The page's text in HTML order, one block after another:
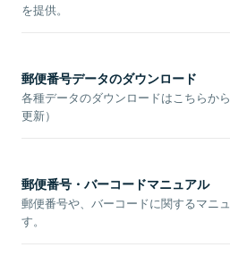
を提供。
郵便番号データのダウンロード
各種データのダウンロードはこちらか
更新）
郵便番号・バーコードマニュアル
郵便番号や、バーコードに関するマニ
す。